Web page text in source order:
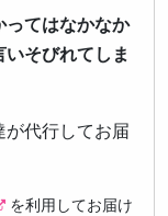
ってはなかなか
そびれてしま
代行してお届
を利用してお届け